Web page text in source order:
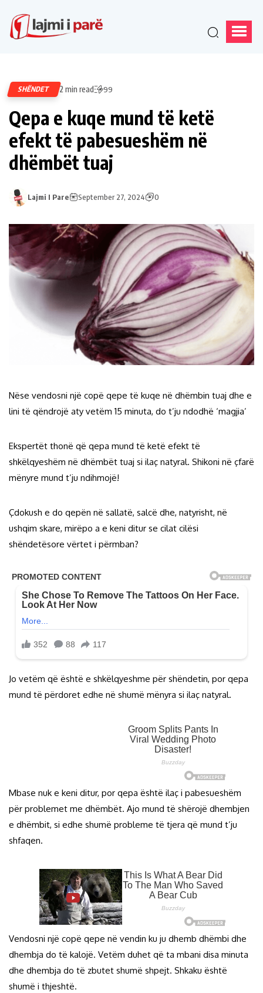
SHËNDET 2 min read 99
Qepa e kuqe mund të ketë
efekt të pabesueshëm në
dhëmbët tuaj
Lajmi I Pare September 27, 2024 0
Nëse vendosni një copë qepe të kuqe në dhëmbin tuaj dhe e
lini të qëndrojë aty vetëm 15 minuta, do t’ju ndodhë ‘magjia’
Ekspertët thonë që qepa mund të ketë efekt të
shkëlqyeshëm në dhëmbët tuaj si ilaç natyral. Shikoni në çfarë
mënyre mund t’ju ndihmojë!
Çdokush e do qepën në sallatë, salcë dhe, natyrisht, në
ushqim skare, mirëpo a e keni ditur se cilat cilësi
shëndetësore vërtet i përmban?
Jo vetëm që është e shkëlqyeshme për shëndetin, por qepa
mund të përdoret edhe në shumë mënyra si ilaç natyral.
Mbase nuk e keni ditur, por qepa është ilaç i pabesueshëm
për problemet me dhëmbët. Ajo mund të shërojë dhembjen
e dhëmbit, si edhe shumë probleme të tjera që mund t’ju
shfaqen.
Vendosni një copë qepe në vendin ku ju dhemb dhëmbi dhe
dhembja do të kalojë. Vetëm duhet që ta mbani disa minuta
dhe dhembja do të zbutet shumë shpejt. Shkaku është
shumë i thjeshtë.